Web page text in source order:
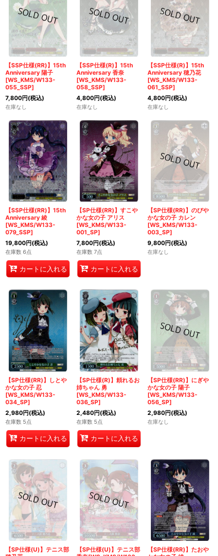
【SSP仕様(RR)】15th
Anniversary 陽子
[WS_KMS/W133-
055_SSP]
7,800円(税込)
在庫なし
【SSP仕様(R)】15th
Anniversary 香奈
[WS_KMS/W133-
058_SSP]
4,800円(税込)
在庫なし
【SSP仕様(R)】15th
Anniversary 穂乃花
[WS_KMS/W133-
061_SSP]
4,800円(税込)
在庫なし
【SSP仕様(RR)】15th
Anniversary 綾
[WS_KMS/W133-
079_SSP]
19,800円(税込)
在庫数 6点
カートに入れる
【SP仕様(RR)】すこや
かな女の子 アリス
[WS_KMS/W133-
001_SP]
7,800円(税込)
在庫数 7点
カートに入れる
【SP仕様(RR)】のびや
かな女の子 カレン
[WS_KMS/W133-
003_SP]
9,800円(税込)
在庫なし
【SP仕様(RR)】しとや
かな女の子 忍
[WS_KMS/W133-
034_SP]
2,980円(税込)
在庫数 5点
カートに入れる
【SP仕様(R)】頼れるお
姉ちゃん 勇
[WS_KMS/W133-
036_SP]
2,480円(税込)
在庫数 5点
カートに入れる
【SP仕様(RR)】にぎや
かな女の子 陽子
[WS_KMS/W133-
056_SP]
2,980円(税込)
在庫なし
【SP仕様(U)】テニス部
【SP仕様(U)】テニス部
【SP仕様(RR)】たおや